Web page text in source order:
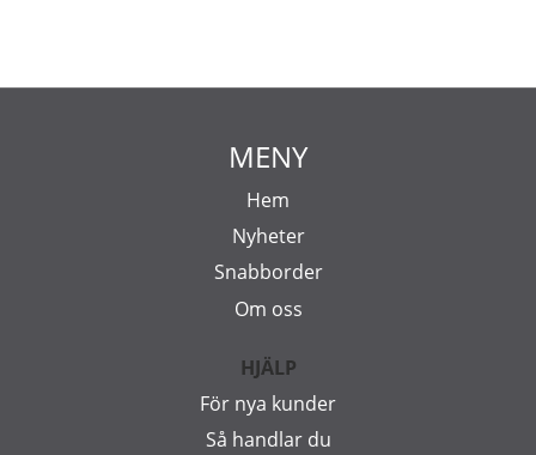
MENY
Hem
Nyheter
Snabborder
Om oss
HJÄLP
För nya kunder
Så handlar du